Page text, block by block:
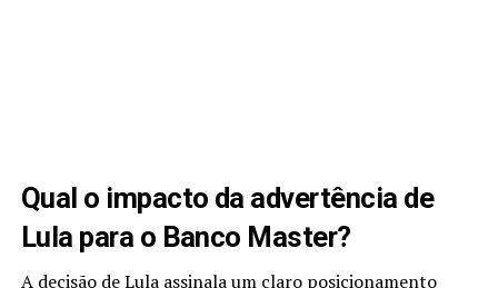
Qual o impacto da advertência de
Lula para o Banco Master?
A decisão de Lula assinala um claro posicionamento